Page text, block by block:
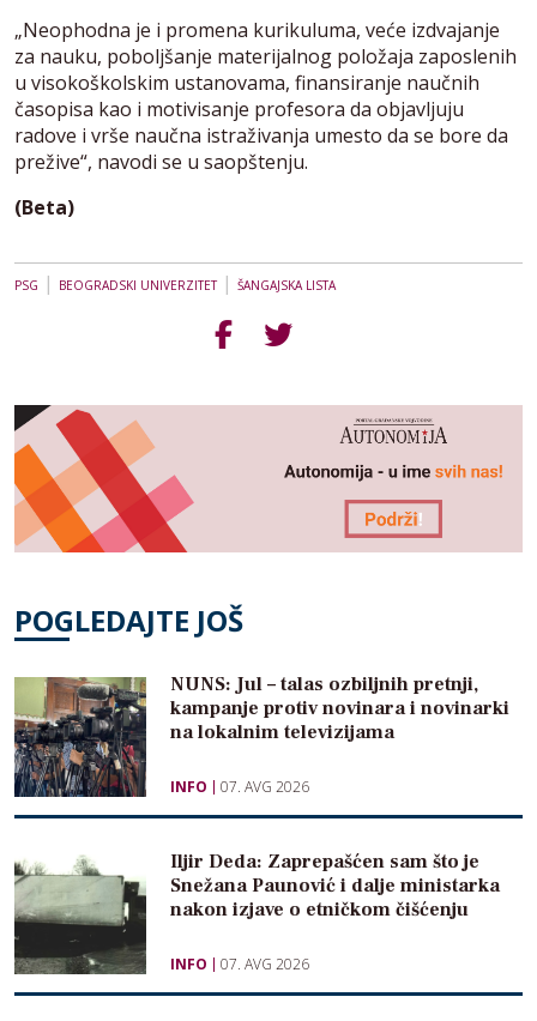
„Neophodna je i promena kurikuluma, veće izdvajanje
za nauku, poboljšanje materijalnog položaja zaposlenih
u visokoškolskim ustanovama, finansiranje naučnih
časopisa kao i motivisanje profesora da objavljuju
radove i vrše naučna istraživanja umesto da se bore da
prežive“, navodi se u saopštenju.
(Beta)
PSG | BEOGRADSKI UNIVERZITET| ŠANGAJSKA LISTA
POGLEDAJTE JOŠ
NUNS: Jul – talas ozbiljnih pretnji,
kampanje protiv novinara i novinarki
na lokalnim televizijama
INFO 07. AVG 2026
Iljir Deda: Zaprepašćen sam što je
Snežana Paunović i dalje ministarka
nakon izjave o etničkom čišćenju
INFO 07. AVG 2026